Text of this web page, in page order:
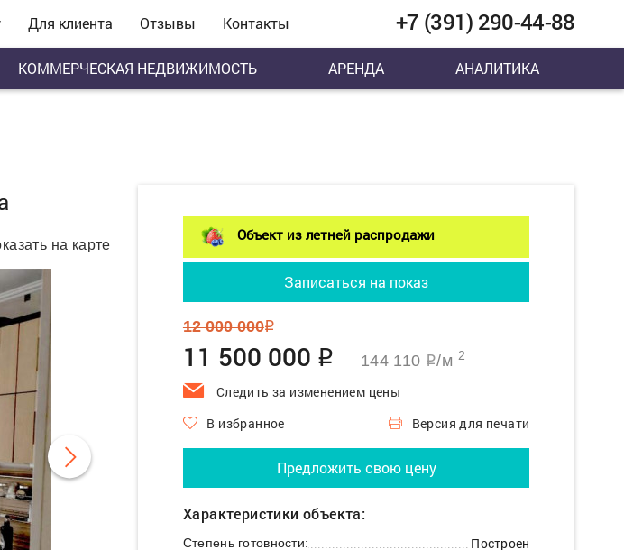
Для клиента Отзывы Контакты +7 (391) 290-44-88
КОММЕРЧЕСКАЯ НЕДВИЖИМОСТЬ АРЕНДА АНАЛИТИКА
на карте
Объект из летней распродажи
Записаться на показ
12 000 000q
11 500 000 q 144 110 q/м 2
Следить за изменением цены
В избранное
Версия для печати
Предложить свою цену
Характеристики объекта:
Степень готовности: Построен